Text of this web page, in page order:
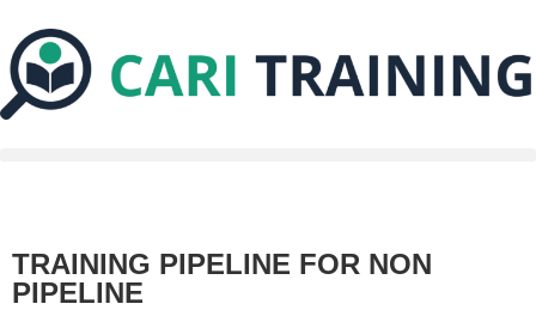
TRAINING PIPELINE FOR NON
PIPELINE